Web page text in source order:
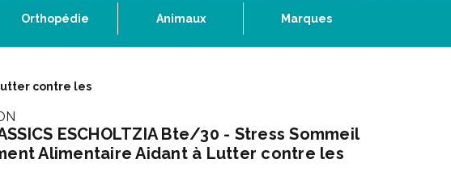
Orthopédie Animaux Marques
contre les
ESCHOLTZIA Bte/30 - Stress Sommeil
Alimentaire Aidant à Lutter contre les